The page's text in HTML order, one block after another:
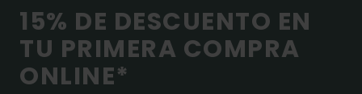
15% DE DESCUENTO EN
TU PRIMERA COMPRA
ONLINE*